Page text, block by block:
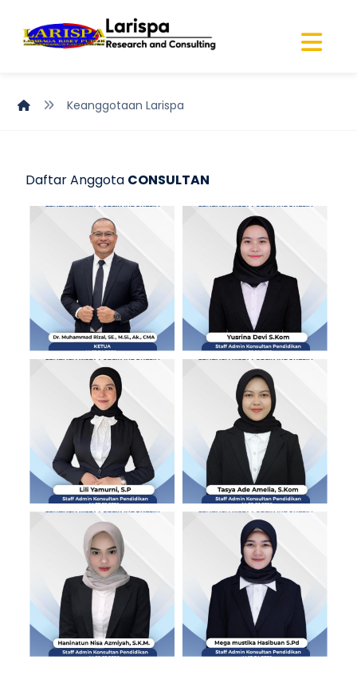
Keanggotaan Larispa
Daftar Anggota CONSULTAN